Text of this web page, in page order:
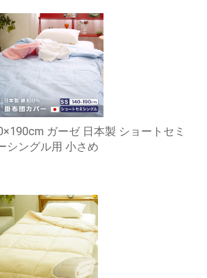
ガーゼ 日本製 ショートセミ
シングル用 小さめ